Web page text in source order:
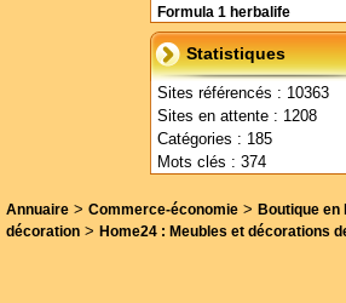
Formula 1 herbalife
Statistiques
Sites référencés : 10363
Sites en attente : 1208
Catégories : 185
Mots clés : 374
Annuaire > Commerce-économie > Boutique en
décoration > Home24 : Meubles et décorations